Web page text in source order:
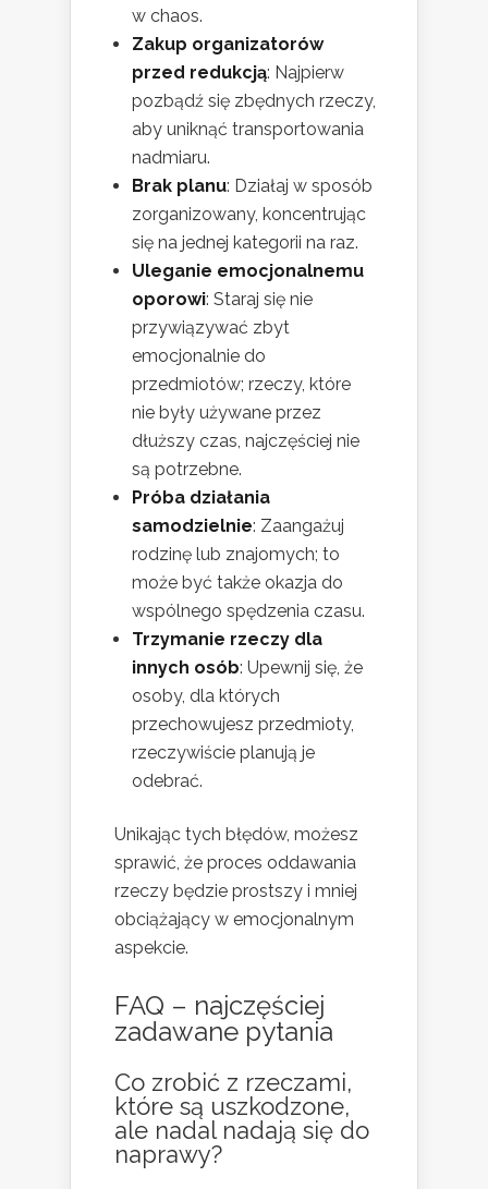
w chaos.
Zakup organizatorów
przed redukcją: Najpierw
pozbądź się zbędnych rzeczy,
aby uniknąć transportowania
nadmiaru.
Brak planu: Działaj w sposób
zorganizowany, koncentrując
się na jednej kategorii na raz.
Uleganie emocjonalnemu
oporowi: Staraj się nie
przywiązywać zbyt
emocjonalnie do
przedmiotów; rzeczy, które
nie były używane przez
dłuższy czas, najczęściej nie
są potrzebne.
Próba działania
samodzielnie: Zaangażuj
rodzinę lub znajomych; to
może być także okazja do
wspólnego spędzenia czasu.
Trzymanie rzeczy dla
innych osób: Upewnij się, że
osoby, dla których
przechowujesz przedmioty,
rzeczywiście planują je
odebrać.
Unikając tych błędów, możesz
sprawić, że proces oddawania
rzeczy będzie prostszy i mniej
obciążający w emocjonalnym
aspekcie.
FAQ – najczęściej
zadawane pytania
Co zrobić z rzeczami,
które są uszkodzone,
ale nadal nadają się do
naprawy?